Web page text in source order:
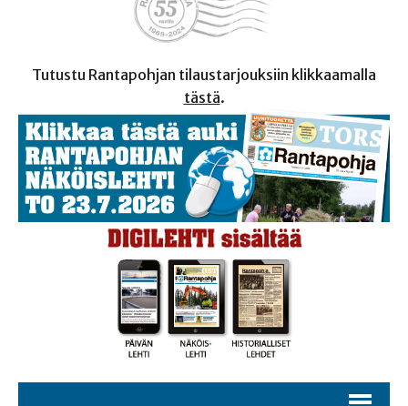
Tutustu Rantapohjan tilaustarjouksiin klikkaamalla
tästä.